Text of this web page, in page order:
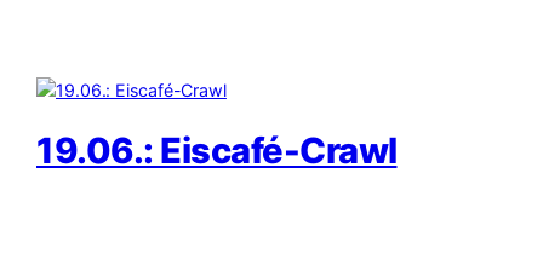
19.06.: Eiscafé-Crawl